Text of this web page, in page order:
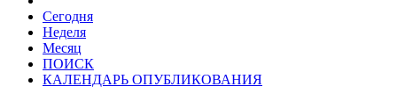
Сегодня
Неделя
Месяц
ПОИСК
КАЛЕНДАРЬ ОПУБЛИКОВАНИЯ